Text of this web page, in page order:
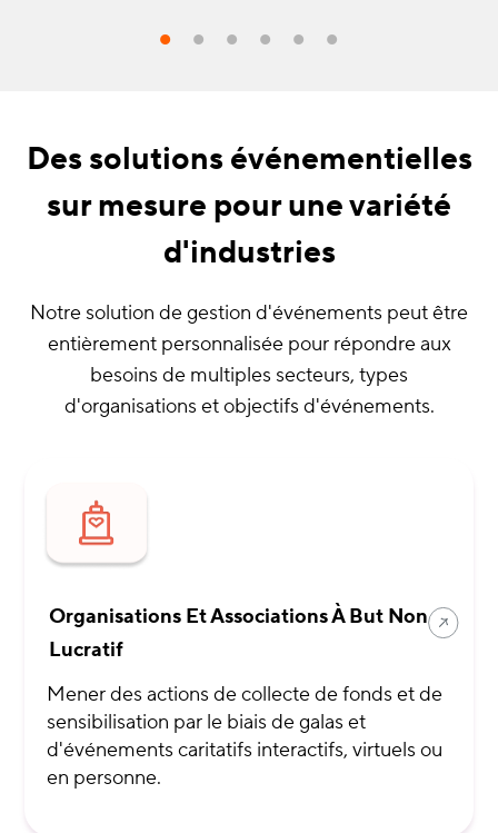
Des solutions événementielles
sur mesure pour une variété
d'industries
Notre solution de gestion d'événements peut être
entièrement personnalisée pour répondre aux
besoins de multiples secteurs, types
d'organisations et objectifs d'événements.
Organisations Et Associations À But Non
Lucratif
Mener des actions de collecte de fonds et de
sensibilisation par le biais de galas et
d'événements caritatifs interactifs, virtuels ou
en personne.